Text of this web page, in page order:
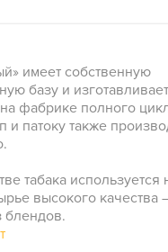
имеет собственную
базу и
фабрике полного
и патоку также
табака используется
высокого качества
блендов.